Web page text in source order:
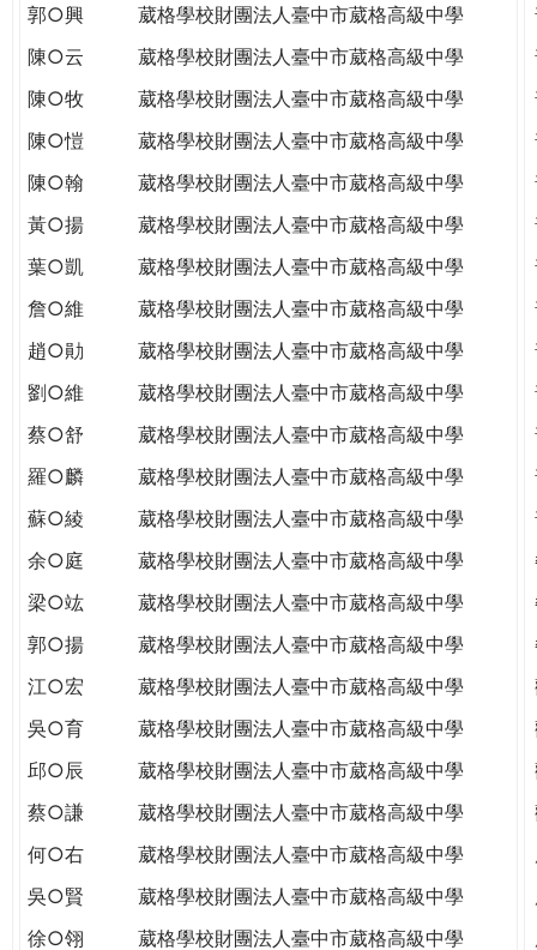
郭○興
葳格學校財團法人臺中市葳格高級中學
陳○云
葳格學校財團法人臺中市葳格高級中學
陳○牧
葳格學校財團法人臺中市葳格高級中學
陳○愷
葳格學校財團法人臺中市葳格高級中學
陳○翰
葳格學校財團法人臺中市葳格高級中學
黃○揚
葳格學校財團法人臺中市葳格高級中學
葉○凱
葳格學校財團法人臺中市葳格高級中學
詹○維
葳格學校財團法人臺中市葳格高級中學
趙○勛
葳格學校財團法人臺中市葳格高級中學
劉○維
葳格學校財團法人臺中市葳格高級中學
蔡○舒
葳格學校財團法人臺中市葳格高級中學
羅○麟
葳格學校財團法人臺中市葳格高級中學
蘇○綾
葳格學校財團法人臺中市葳格高級中學
余○庭
葳格學校財團法人臺中市葳格高級中學
梁○竑
葳格學校財團法人臺中市葳格高級中學
郭○揚
葳格學校財團法人臺中市葳格高級中學
江○宏
葳格學校財團法人臺中市葳格高級中學
吳○育
葳格學校財團法人臺中市葳格高級中學
邱○辰
葳格學校財團法人臺中市葳格高級中學
蔡○謙
葳格學校財團法人臺中市葳格高級中學
何○右
葳格學校財團法人臺中市葳格高級中學
吳○賢
葳格學校財團法人臺中市葳格高級中學
徐○翎
葳格學校財團法人臺中市葳格高級中學